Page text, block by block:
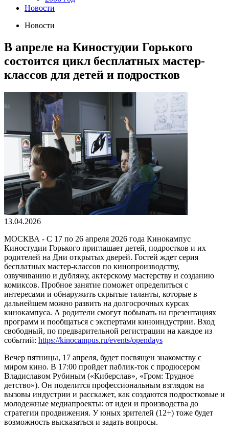
Новости
Новости
В апреле на Киностудии Горького
состоится цикл бесплатных мастер-
классов для детей и подростков
13.04.2026
МОСКВА - С 17 по 26 апреля 2026 года Кинокампус
Киностудии Горького приглашает детей, подростков и их
родителей на Дни открытых дверей. Гостей ждет серия
бесплатных мастер-классов по кинопроизводству,
озвучиванию и дубляжу, актерскому мастерству и созданию
комиксов. Пробное занятие поможет определиться с
интересами и обнаружить скрытые таланты, которые в
дальнейшем можно развить на долгосрочных курсах
кинокампуса. А родители смогут побывать на презентациях
программ и пообщаться с экспертами киноиндустрии. Вход
свободный, по предварительной регистрации на каждое из
событий: https://kinocampus.ru/events/opendays
Вечер пятницы, 17 апреля, будет посвящен знакомству с
миром кино. В 17:00 пройдет паблик-ток с продюсером
Владиславом Рубиным («Киберслав», «Гром: Трудное
детство»). Он поделится профессиональным взглядом на
вызовы индустрии и расскажет, как создаются подростковые и
молодежные медиапроекты: от идеи и производства до
стратегии продвижения. У юных зрителей (12+) тоже будет
возможность высказаться и задать вопросы.